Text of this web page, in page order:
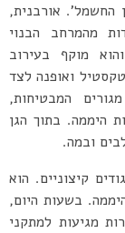
החשמל’. אורבנית,
מהמרחב הבנוי
מוקף בעירוב
ואופנה לצד
המבטיחות,
היממה. בתוך הגן
ובמה.
קיצוניים. הוא
בשעות היום,
מגיעות למתקני